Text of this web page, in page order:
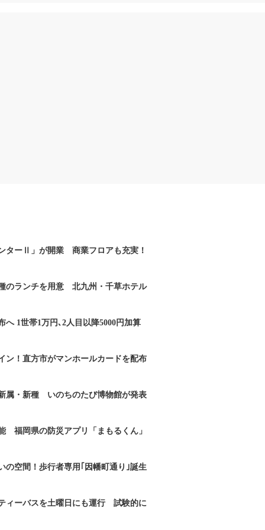
ターⅡ」が開業 商業フロアも充実！
のランチを用意 北九州・千草ホテル
へ 1世帯1万円､2人目以降5000円加算
ン！直方市がマンホールカードを配布
属・新種 いのちのたび博物館が発表
福岡県の防災アプリ「まもるくん」
の空間！歩行者専用｢因幡町通り｣誕生
ィーバスを土曜日にも運行 試験的に